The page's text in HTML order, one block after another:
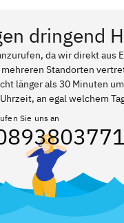
dringend
da wir direkt aus
Standorten
länger als 30 Minuten
an egal welchem
Sie uns an